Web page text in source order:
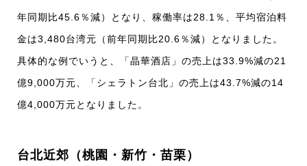
年同期比45.6％減）となり、稼働率は28.1％、平均宿泊料
金は3,480台湾元（前年同期比20.6％減）となりました。
具体的な例でいうと、「晶華酒店」の売上は33.9%減の21
億9,000万元、「シェラトン台北」の売上は43.7%減の14
億4,000万元となりました。
台北近郊（桃園・新竹・苗栗）